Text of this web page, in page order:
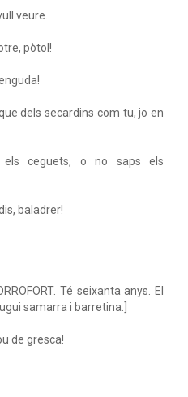
veure.
pòtol!
dels secardins com tu, jo en
els ceguets, o no saps els
baladrer!
Té seixanta anys. El
samarra i barretina.]
de gresca!